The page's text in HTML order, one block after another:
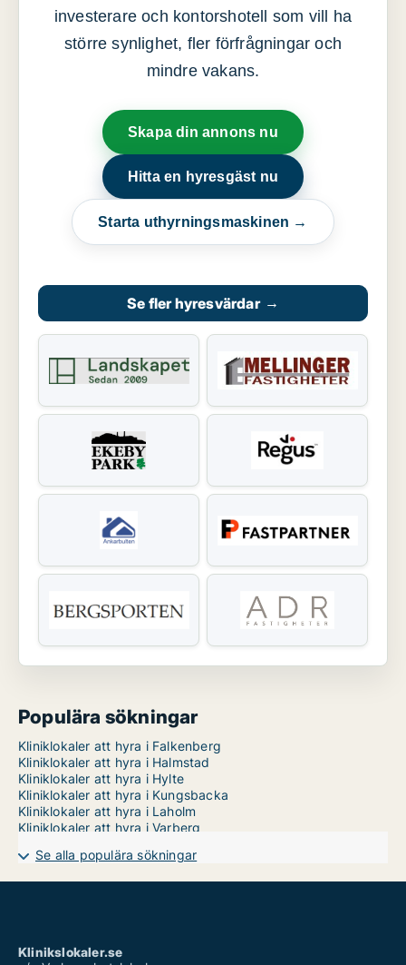
investerare och kontorshotell som vill ha
större synlighet, fler förfrågningar och
mindre vakans.
Skapa din annons nu
Hitta en hyresgäst nu
Starta uthyrningsmaskinen →
Se fler hyresvärdar →
Populära sökningar
Kliniklokaler att hyra i Falkenberg
Kliniklokaler att hyra i Halmstad
Kliniklokaler att hyra i Hylte
Kliniklokaler att hyra i Kungsbacka
Kliniklokaler att hyra i Laholm
Kliniklokaler att hyra i Varberg
Se alla populära sökningar
Klinikslokaler.se